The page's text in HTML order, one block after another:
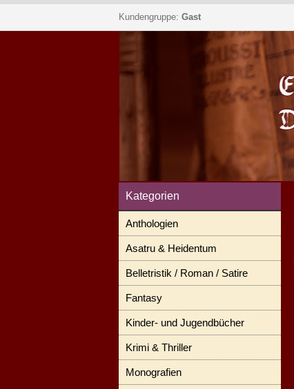
Kundengruppe: Gast
Kategorien
Anthologien
Asatru & Heidentum
Belletristik / Roman / Satire
Fantasy
Kinder- und Jugendbücher
Krimi & Thriller
Monografien